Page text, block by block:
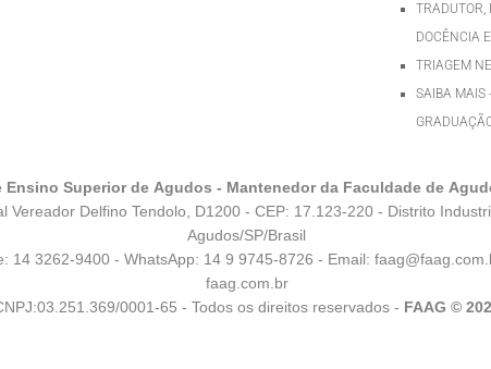
TRADUTOR,
DOCÊNCIA
TRIAGEM
SAIBA MAIS
Ensino Superior de Agudos - Mantenedor da Faculdade de
Vereador Delfino Tendolo, D1200 - CEP: 17.123-220 - Distrito
Agudos/SP/Brasil
14 3262-9400 - WhatsApp: 14 9 9745-8726- Email:
faag.com.br
0001-65 - Todos os direitos reservados - FAAG ©